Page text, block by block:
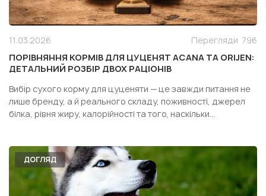
11.03.2026 Перегляди 796
ПОРІВНЯННЯ КОРМІВ ДЛЯ ЦУЦЕНЯТ ACANA ТА ORIJEN:
ДЕТАЛЬНИЙ РОЗБІР ДВОХ РАЦІОНІВ
Вибір сухого корму для цуценяти — це завжди питання не
лише бренду, а й реального складу, поживності, джерел
білка, рівня жиру, калорійності та того, наскільки
одного сегмента — Acana Puppy Recipe і Orijen Pupp...
ДОГЛЯД